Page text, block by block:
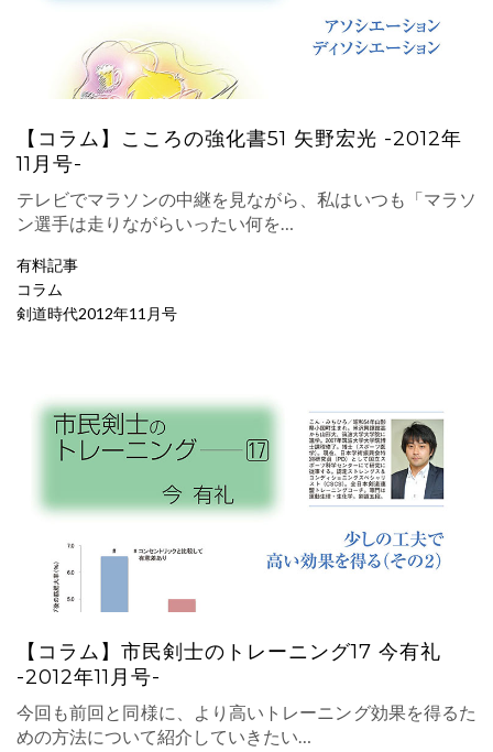
【コラム】こころの強化書51 矢野宏光 -2012年
11月号-
テレビでマラソンの中継を見ながら、私はいつも「マラソ
ン選手は走りながらいったい何を…
有料記事
コラム
剣道時代2012年11月号
【コラム】市民剣士のトレーニング17 今有礼
-2012年11月号-
今回も前回と同様に、より高いトレーニング効果を得るた
めの方法について紹介していきたい…